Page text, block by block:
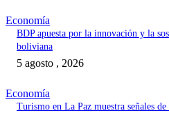
Economía
BDP apuesta por la innovación y la
boliviana
5 agosto , 2026
Economía
Turismo en La Paz muestra señales